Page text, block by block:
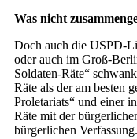
Was nicht
Doch auch die USPD-
oder auch im Groß-
Soldaten-Räte“
Räte als der am besten
Proletariats“ und einer
Räte mit der
bürgerlichen